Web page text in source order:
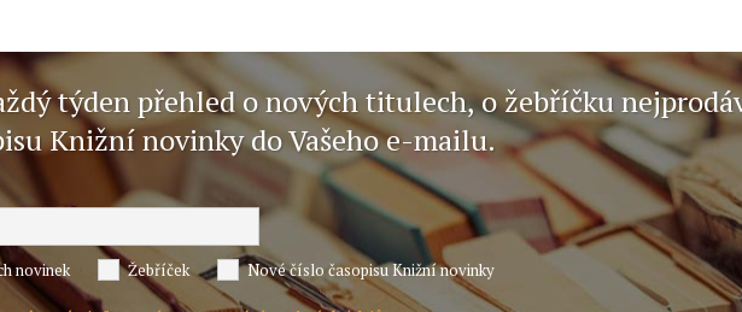
týden přehled o nových titulech, o žebříčku
Knižní novinky do Vašeho e-mailu.
novinek Žebříček Nové číslo časopisu Knižní novinky